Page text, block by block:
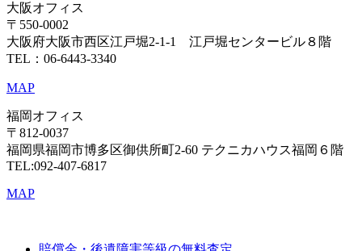
大阪オフィス
〒550-0002
大阪府大阪市西区江戸堀2-1-1 江戸堀センタービル８階
TEL：06-6443-3340
MAP
福岡オフィス
〒812-0037
福岡県福岡市博多区御供所町2-60 テクニカハウス福岡６階
TEL:092-407-6817
MAP